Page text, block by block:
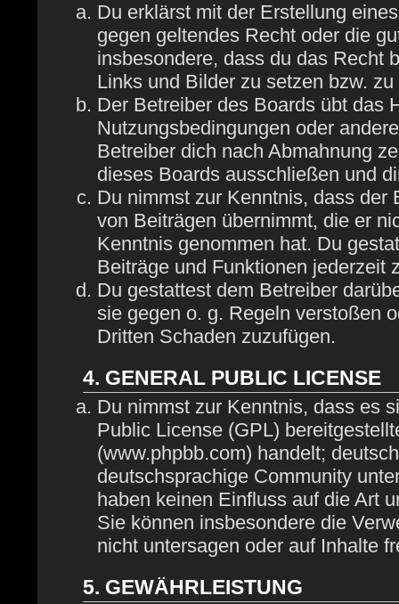
Du erklärst mit der Erstellung
gegen geltendes Recht oder die
insbesondere, dass du das Recht
Links und Bilder zu setzen bzw.
Der Betreiber des Boards übt das
Nutzungsbedingungen oder
Betreiber dich nach Abmahnung
dieses Boards ausschließen und
Du nimmst zur Kenntnis, dass der
von Beiträgen übernimmt, die er
Kenntnis genommen hat. Du
Beiträge und Funktionen jederzeit
Du gestattest dem Betreiber
sie gegen o. g. Regeln verstoßen
Dritten Schaden zuzufügen.
4. GENERAL PUBLIC LICENSE
Du nimmst zur Kenntnis, dass es
Public License (GPL)
(www.phpbb.com) handelt;
deutschsprachige Community
haben keinen Einfluss auf die Art
Sie können insbesondere die
nicht untersagen oder auf Inhalte
5. GEWÄHRLEISTUNG